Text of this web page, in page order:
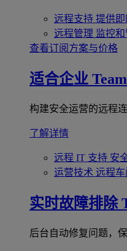
远程支持 提供
远程管理 监控
查看订阅方案与价格
适合企业
构建安全运营的远程
了解详情
远程 IT 支持 安
运营技术 远程车
实时故障排除
后台自动修复问题，